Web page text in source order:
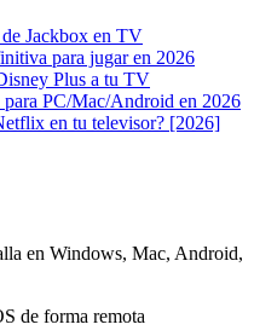
Jackbox en TV
para jugar en 2026
Plus a tu TV
PC/Mac/Android en 2026
en tu televisor? [2026]
en Windows, Mac, Android,
de forma remota